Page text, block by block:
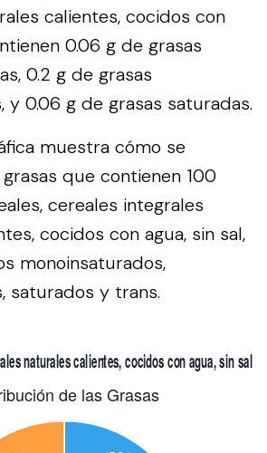
calientes, cocidos con
0.06 g de grasas
0.2 g de grasas
y 0.06 g de grasas saturadas.
muestra cómo se
que contienen 100
cereales integrales
cocidos con agua, sin sal,
monoinsaturados,
saturados y trans.